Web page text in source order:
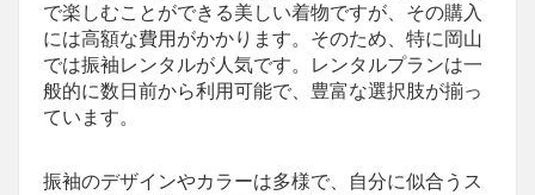
で楽しむことができる美しい着物ですが、その購入
には高額な費用がかかります。そのため、特に岡山
では振袖レンタルが人気です。レンタルプランは一
般的に数日前から利用可能で、豊富な選択肢が揃っ
ています。
振袖のデザインやカラーは多様で、自分に似合うス